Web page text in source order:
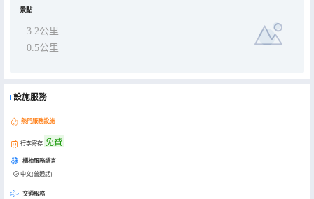
景點
3.2公里
0.5公里
設施服務
熱門服務設施
行李寄存 免費
櫃枱服務語言
中文(普通話)
交通服務